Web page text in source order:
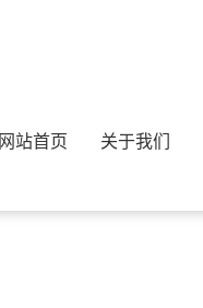
网站首页 关于我们